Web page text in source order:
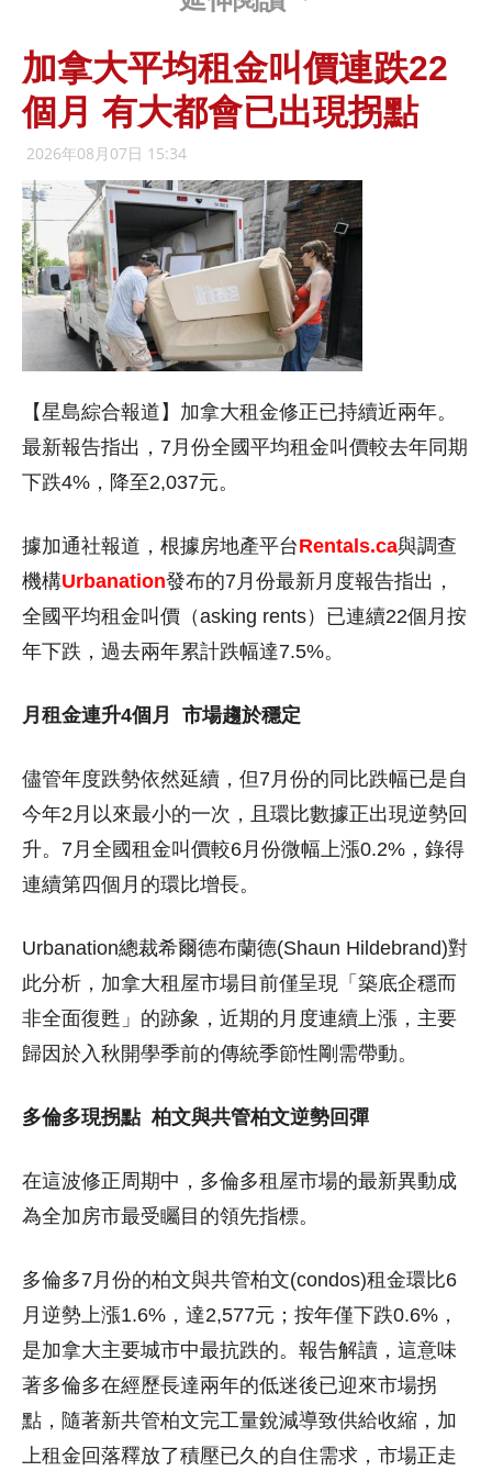
加拿大平均租金叫價連跌22
個月 有大都會已出現拐點
2026年08月07日 15:34
【星島綜合報道】加拿大租金修正已持續近兩年。
最新報告指出，7月份全國平均租金叫價較去年同期
下跌4%，降至2,037元。
據加通社報道，根據房地產平台Rentals.ca與調查
機構Urbanation發布的7月份最新月度報告指出，
全國平均租金叫價（asking rents）已連續22個月按
年下跌，過去兩年累計跌幅達7.5%。
月租金連升4個月 市場趨於穩定
儘管年度跌勢依然延續，但7月份的同比跌幅已是自
今年2月以來最小的一次，且環比數據正出現逆勢回
升。7月全國租金叫價較6月份微幅上漲0.2%，錄得
連續第四個月的環比增長。
Urbanation總裁希爾德布蘭德(Shaun Hildebrand)對
此分析，加拿大租屋市場目前僅呈現「築底企穩而
非全面復甦」的跡象，近期的月度連續上漲，主要
歸因於入秋開學季前的傳統季節性剛需帶動。
多倫多現拐點 柏文與共管柏文逆勢回彈
在這波修正周期中，多倫多租屋市場的最新異動成
為全加房市最受矚目的領先指標。
多倫多7月份的柏文與共管柏文(condos)租金環比6
月逆勢上漲1.6%，達2,577元；按年僅下跌0.6%，
是加拿大主要城市中最抗跌的。報告解讀，這意味
著多倫多在經歷長達兩年的低迷後已迎來市場拐
點，隨著新共管柏文完工量銳減導致供給收縮，加
上租金回落釋放了積壓已久的自住需求，市場正走